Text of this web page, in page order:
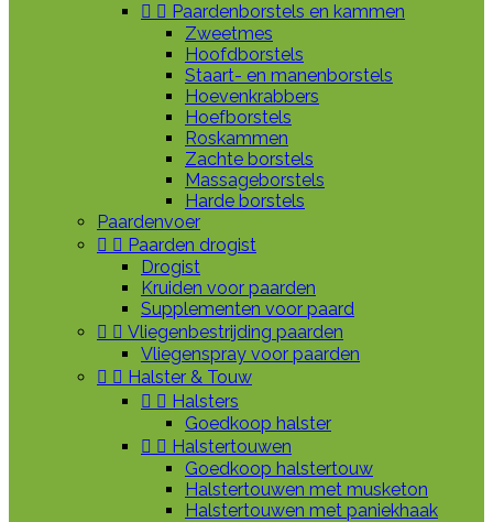
  Paardenborstels en kammen
Zweetmes
Hoofdborstels
Staart- en manenborstels
Hoevenkrabbers
Hoefborstels
Roskammen
Zachte borstels
Massageborstels
Harde borstels
Paardenvoer
  Paarden drogist
Drogist
Kruiden voor paarden
Supplementen voor paard
  Vliegenbestrijding paarden
Vliegenspray voor paarden
  Halster & Touw
  Halsters
Goedkoop halster
  Halstertouwen
Goedkoop halstertouw
Halstertouwen met musketon
Halstertouwen met paniekhaak